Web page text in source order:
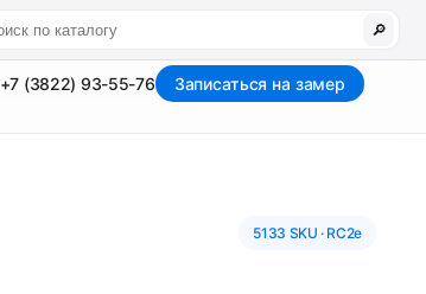
🔎
+7 (3822) 93-55-76 Записаться на замер
5133 SKU · RC2e